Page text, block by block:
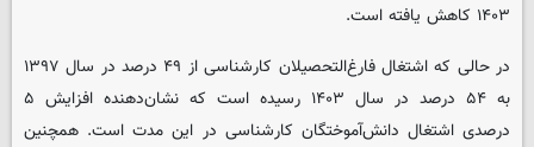
۱۴۰۳ کاهش یافته است.
در حالی که اشتغال فارغ‌التحصیلان کارشناسی از ۴۹ درصد در سال ۱۳۹۷
به ۵۴ درصد در سال ۱۴۰۳ رسیده است که نشان‌دهنده افزایش ۵
درصدی اشتغال دانش‌آموختگان کارشناسی در این مدت است. همچنین